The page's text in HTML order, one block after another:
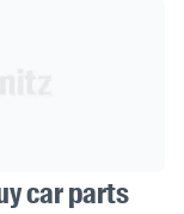
car parts